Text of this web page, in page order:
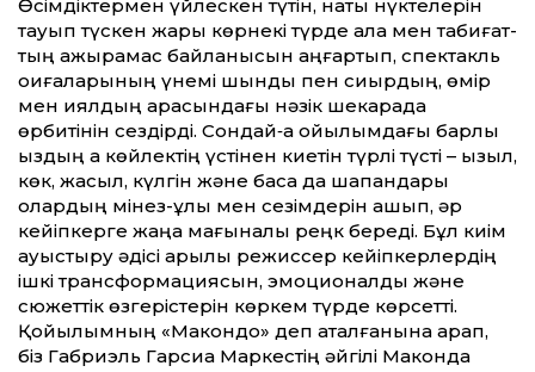
Өсімдіктермен үйлескен түтін, нақты нүктелерін
тауып түскен жарық көрнекі түрде қала мен табиғат­
тың ажырамас байланысын аңғартып, спектакль
оқиғаларының үнемі шындық пен сиқырдың, өмір
мен қиялдың арасындағы нәзік шекарада
өрбитінін сездірді. Сондай‑ақ қойылымдағы барлық
қыздың ақ көйлектің үстінен киетін түрлі түсті – қызыл,
көк, жасыл, күлгін және басқа да шапандары
олардың мінез-құлқы мен сезімдерін ашып, әр
кейіпкерге жаңа мағыналық реңк береді. Бұл киім
ауыстыру әдісі арқылы режиссер кейіпкерлердің
ішкі трансформациясын, эмоционалдық және
сюжет­тік өзгерістерін көркем түрде көрсет­ті.
Қойылымның «Макондо» деп аталғанына қарап,
біз Габриэль Гарсиа Маркестің әйгілі Маконда